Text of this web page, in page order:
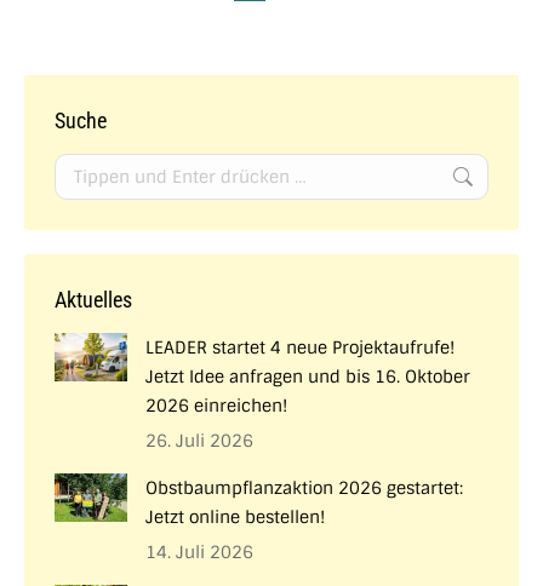
Suche
Search:
Aktuelles
LEADER startet 4 neue Projektaufrufe!
Jetzt Idee anfragen und bis 16. Oktober
2026 einreichen!
26. Juli 2026
Obstbaumpflanzaktion 2026 gestartet:
Jetzt online bestellen!
14. Juli 2026